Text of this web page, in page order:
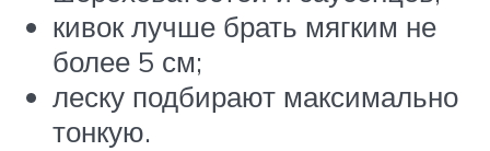
кивок лучше брать мягким не
более 5 см;
леску подбирают максимально
тонкую.